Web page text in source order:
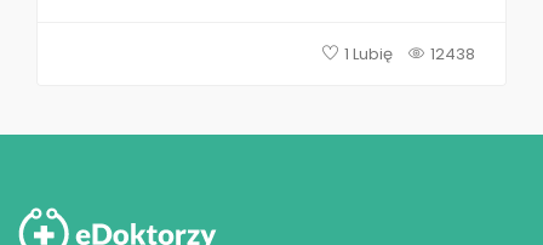
1 Lubię 12438